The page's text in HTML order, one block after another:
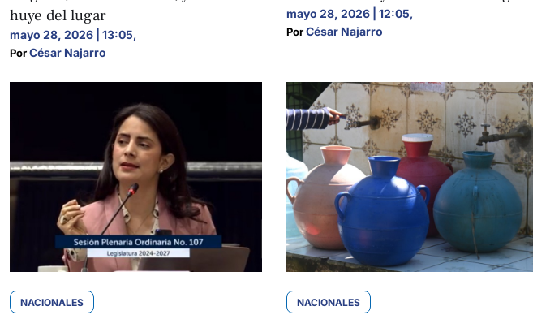
huye del lugar
mayo 28, 2026 | 13:05,
Por César Najarro
mayo 28, 2026 | 12:05,
Por César Najarro
NACIONALES NACIONALES